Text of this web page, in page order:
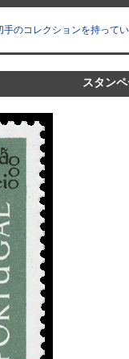
手のコレクションを持って
スタン